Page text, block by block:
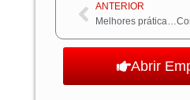
Anterior
ANTERIOR
Abrir